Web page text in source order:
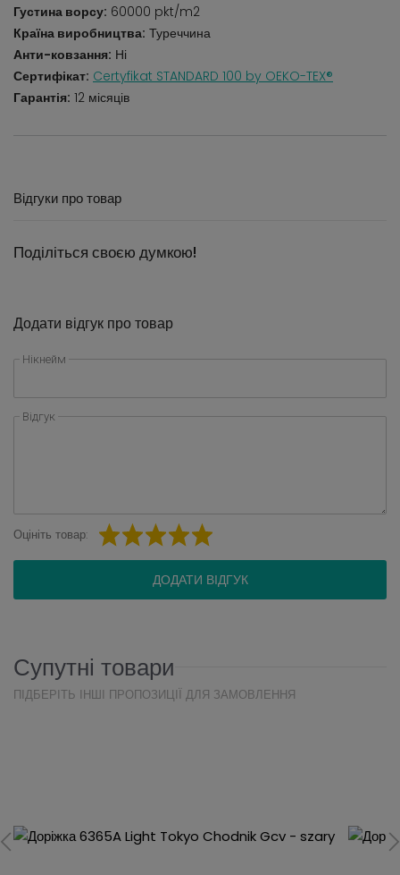
Густина ворсу: 60000 pkt/m2
Країна виробництва: Туреччина
Анти-ковзання: Ні
Сертифікат: Certyfikat STANDARD 100 by OEKO-TEX®
Гарантія: 12 місяців
Відгуки про товар
Поділіться своєю думкою!
Додати відгук про товар
Нікнейм
Відгук
Оцініть товар:
ДОДАТИ ВІДГУК
Супутні товари
ПІДБЕРІТЬ ІНШІ ПРОПОЗИЦІЇ ДЛЯ ЗАМОВЛЕННЯ